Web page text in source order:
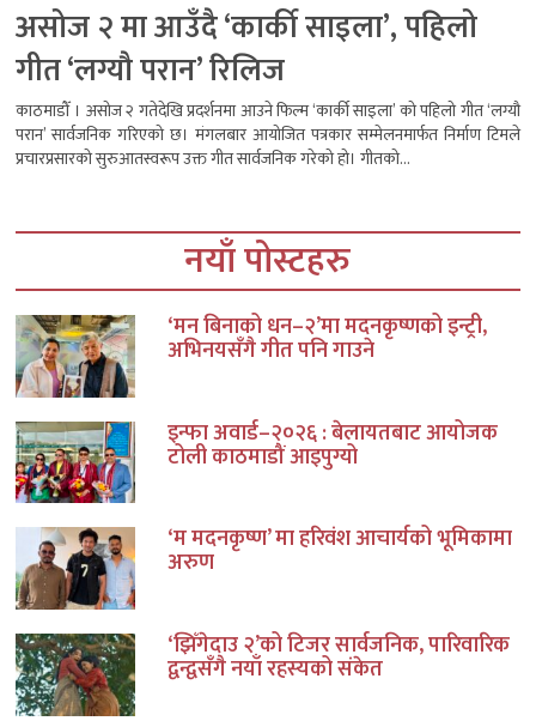
असोज २ मा आउँदै ‘कार्की साइला’, पहिलो
गीत ‘लग्यौ परान’ रिलिज
काठमाडौँ । असोज २ गतेदेखि प्रदर्शनमा आउने फिल्म ‘कार्की साइला’ को पहिलो गीत ‘लग्यौ
परान’ सार्वजनिक गरिएको छ। मंगलबार आयोजित पत्रकार सम्मेलनमार्फत निर्माण टिमले
प्रचारप्रसारको सुरुआतस्वरूप उक्त गीत सार्वजनिक गरेको हो। गीतको...
नयाँ पोस्टहरु
‘मन बिनाको धन–२’मा मदनकृष्णको इन्ट्री,
अभिनयसँगै गीत पनि गाउने
इन्फा अवार्ड–२०२६ : बेलायतबाट आयोजक
टोली काठमाडौं आइपुग्यो
‘म मदनकृष्ण’ मा हरिवंश आचार्यको भूमिकामा
अरुण
‘झिँगेदाउ २’को टिजर सार्वजनिक, पारिवारिक
द्वन्द्वसँगै नयाँ रहस्यको संकेत